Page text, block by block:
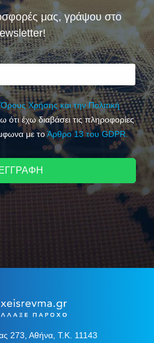
μας, γράψου στο
Όρους Χρήσης και την Πολιτική
ότι έχω διαβάσει τις πληροφορίες
με τοΆρθρο 13 του GDPR.
ΕΓΓΡΑΦΗ
273, Αθήνα, Τ.Κ. 11143